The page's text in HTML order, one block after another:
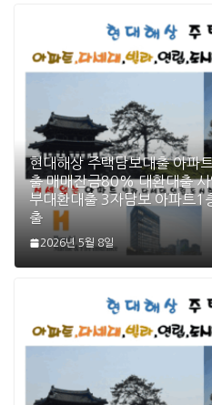
현대해상 주택담보대출 아파
출 매매잔금80% 대환대출
부대환대출 3자담보 아파트1
출
2026년 5월 8일